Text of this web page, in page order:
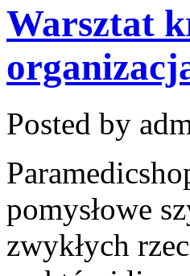
Warsztat
Posted by
pomysłowe
zwykłych